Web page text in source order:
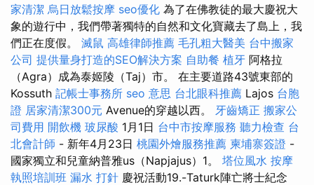
家清潔 烏日放鬆按摩 seo優化 為了在佛教徒的最大慶祝大
象的遊行中，我們帶著獨特的自然和文化寶藏去了島上，我
們正在度假。 滅鼠 高雄律師推薦 毛孔粗大醫美 台中搬家
公司 提供量身打造的SEO解決方案 自助餐 植牙 阿格拉
（Agra）成為泰姬陵（Taj）市。 在主要道路43號東部的
Kossuth 記帳士事務所 seo 意思 台北眼科推薦 Lajos 台胞
證 居家清潔300元 Avenue的穿越以西。 牙齒矯正 搬家公
司費用 開飲機 玻尿酸 1月1日 台中市按摩服務 聽力檢查 台
北會計師 - 新年4月23日 桃園外燴服務推薦 柬埔寨簽證 -
國家獨立和兒童納普雅us（Napjajus）1。 塔位風水 按摩
執照培訓班 漏水 打針 慶祝活動19.-Taturk陣亡將士紀念